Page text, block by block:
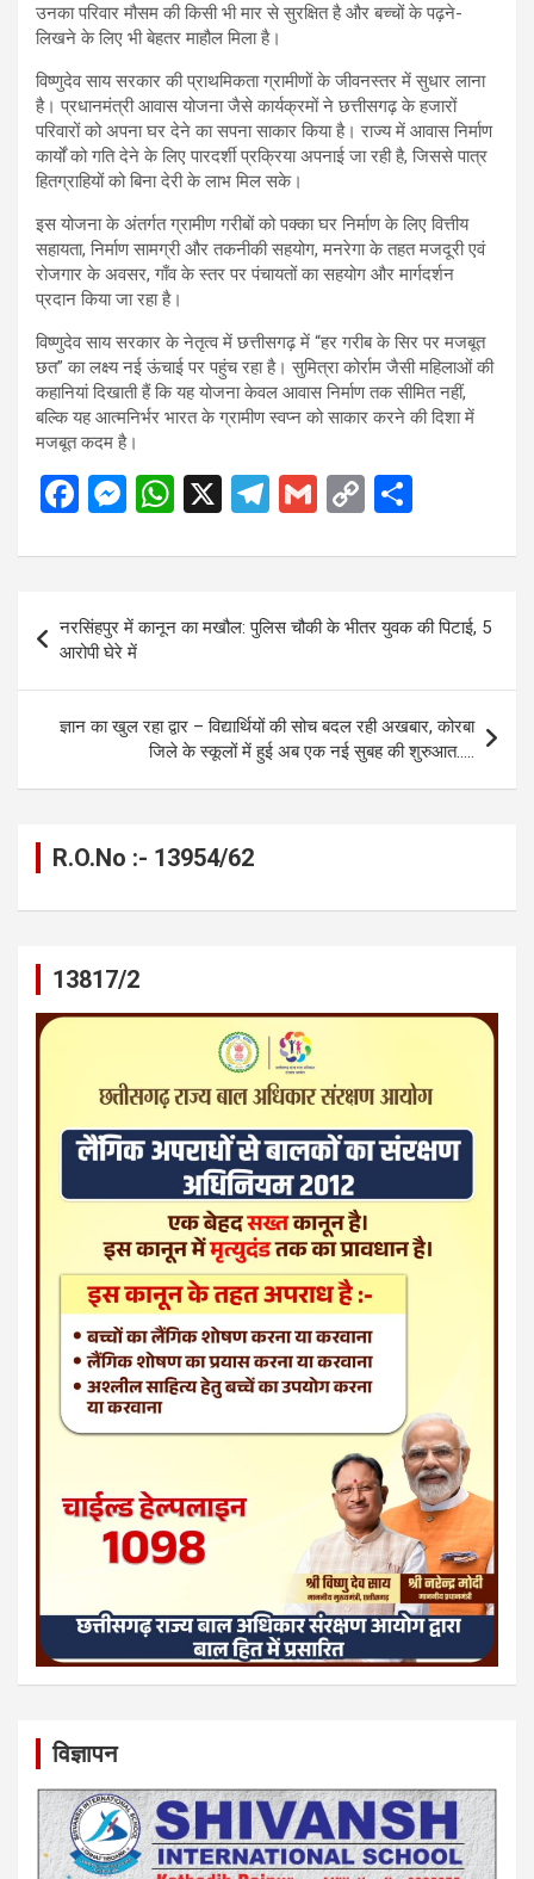
उनका परिवार मौसम की किसी भी मार से सुरक्षित है और बच्चों के पढ़ने-
लिखने के लिए भी बेहतर माहौल मिला है।
विष्णुदेव साय सरकार की प्राथमिकता ग्रामीणों के जीवनस्तर में सुधार लाना
है। प्रधानमंत्री आवास योजना जैसे कार्यक्रमों ने छत्तीसगढ़ के हजारों
परिवारों को अपना घर देने का सपना साकार किया है। राज्य में आवास निर्माण
कार्यों को गति देने के लिए पारदर्शी प्रक्रिया अपनाई जा रही है, जिससे पात्र
हितग्राहियों को बिना देरी के लाभ मिल सके।
इस योजना के अंतर्गत ग्रामीण गरीबों को पक्का घर निर्माण के लिए वित्तीय
सहायता, निर्माण सामग्री और तकनीकी सहयोग, मनरेगा के तहत मजदूरी एवं
रोजगार के अवसर, गाँव के स्तर पर पंचायतों का सहयोग और मार्गदर्शन
प्रदान किया जा रहा है।
विष्णुदेव साय सरकार के नेतृत्व में छत्तीसगढ़ में “हर गरीब के सिर पर मजबूत
छत” का लक्ष्य नई ऊंचाई पर पहुंच रहा है। सुमित्रा कोर्राम जैसी महिलाओं की
कहानियां दिखाती हैं कि यह योजना केवल आवास निर्माण तक सीमित नहीं,
बल्कि यह आत्मनिर्भर भारत के ग्रामीण स्वप्न को साकार करने की दिशा में
मजबूत कदम है।
F
ce
b
o
o
k
M
se
n
g
er
W
at
A
p
p
X
T
e
gr
a
m
G
ail
C
py
n
k
ar
e
navigation
नरसिंहपुर में कानून का मखौल: पुलिस चौकी के भीतर युवक की पिटाई, 5
आरोपी घेरे में
ज्ञान का खुल रहा द्वार – विद्यार्थियों की सोच बदल रही अखबार, कोरबा
जिले के स्कूलों में हुई अब एक नई सुबह की शुरुआत…..
R.O.No :- 13954/62
13817/2
विज्ञापन